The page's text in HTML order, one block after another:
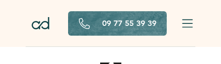
09 77 55 39 39